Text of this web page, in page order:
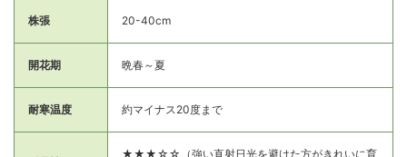
株張 20-40cm
開花期 晩春～夏
耐寒温度 約マイナス20度まで
★★★☆☆（強い直射日光を避けた方がきれいに育